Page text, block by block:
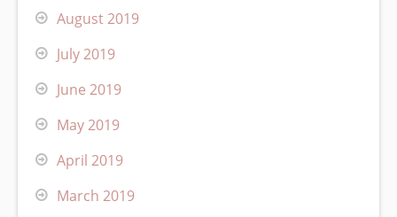
August 2019
July 2019
June 2019
May 2019
April 2019
March 2019